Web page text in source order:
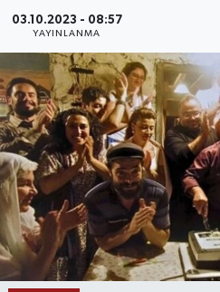
03.10.2023 - 08:57
YAYINLANMA
Süper Lig Puan Durumu
Tüm Manşetler
Son Dakika Haberleri
Haber Arşivi